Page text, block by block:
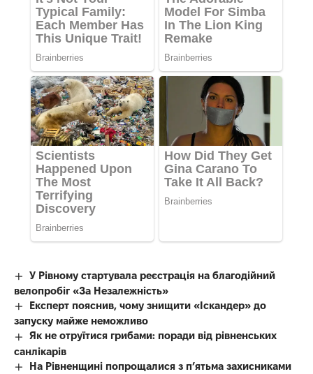
У Рівному стартувала реєстрація на благодійний
велопробіг «За Незалежність»
Експерт пояснив, чому знищити «Іскандер» до
запуску майже неможливо
Як не отруїтися грибами: поради від рівненських
санлікарів
На Рівненщині попрощалися з п’ятьма захисниками